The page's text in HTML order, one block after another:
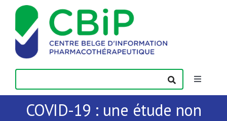
Passer
contenu
Toggle
Actualités
COVID-19 : une étude non